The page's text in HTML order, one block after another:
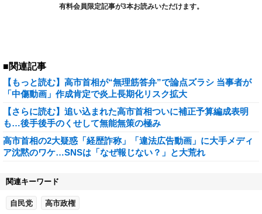
有料会員限定記事が3本お読みいただけます。
■関連記事
【もっと読む】高市首相が“無理筋答弁”で論点ズラシ 当事者が
「中傷動画」作成肯定で炎上長期化リスク拡大
【さらに読む】追い込まれた高市首相ついに補正予算編成表明
も…後手後手のくせして無能無策の極み
高市首相の2大疑惑「経歴詐称」「違法広告動画」に大手メディ
ア沈黙のワケ…SNSは「なぜ報じない？」と大荒れ
関連キーワード
自民党 高市政権